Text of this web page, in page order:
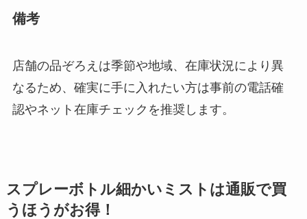
備考
店舗の品ぞろえは季節や地域、在庫状況により異
なるため、確実に手に入れたい方は事前の電話確
認やネット在庫チェックを推奨します。
スプレーボトル細かいミストは通販で買
うほうがお得！